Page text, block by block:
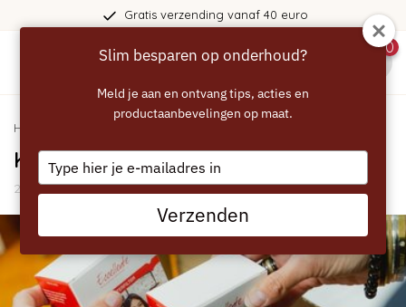
Gratis verzending vanaf 40 euro
0
Home
Kies jij voor een huismerk?
23 Januari 2023
Slim besparen op onderhoud?
Meld je aan en ontvang tips, acties en
productaanbevelingen op maat.
Type
your
email
Verzenden